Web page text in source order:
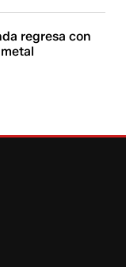
regresa con